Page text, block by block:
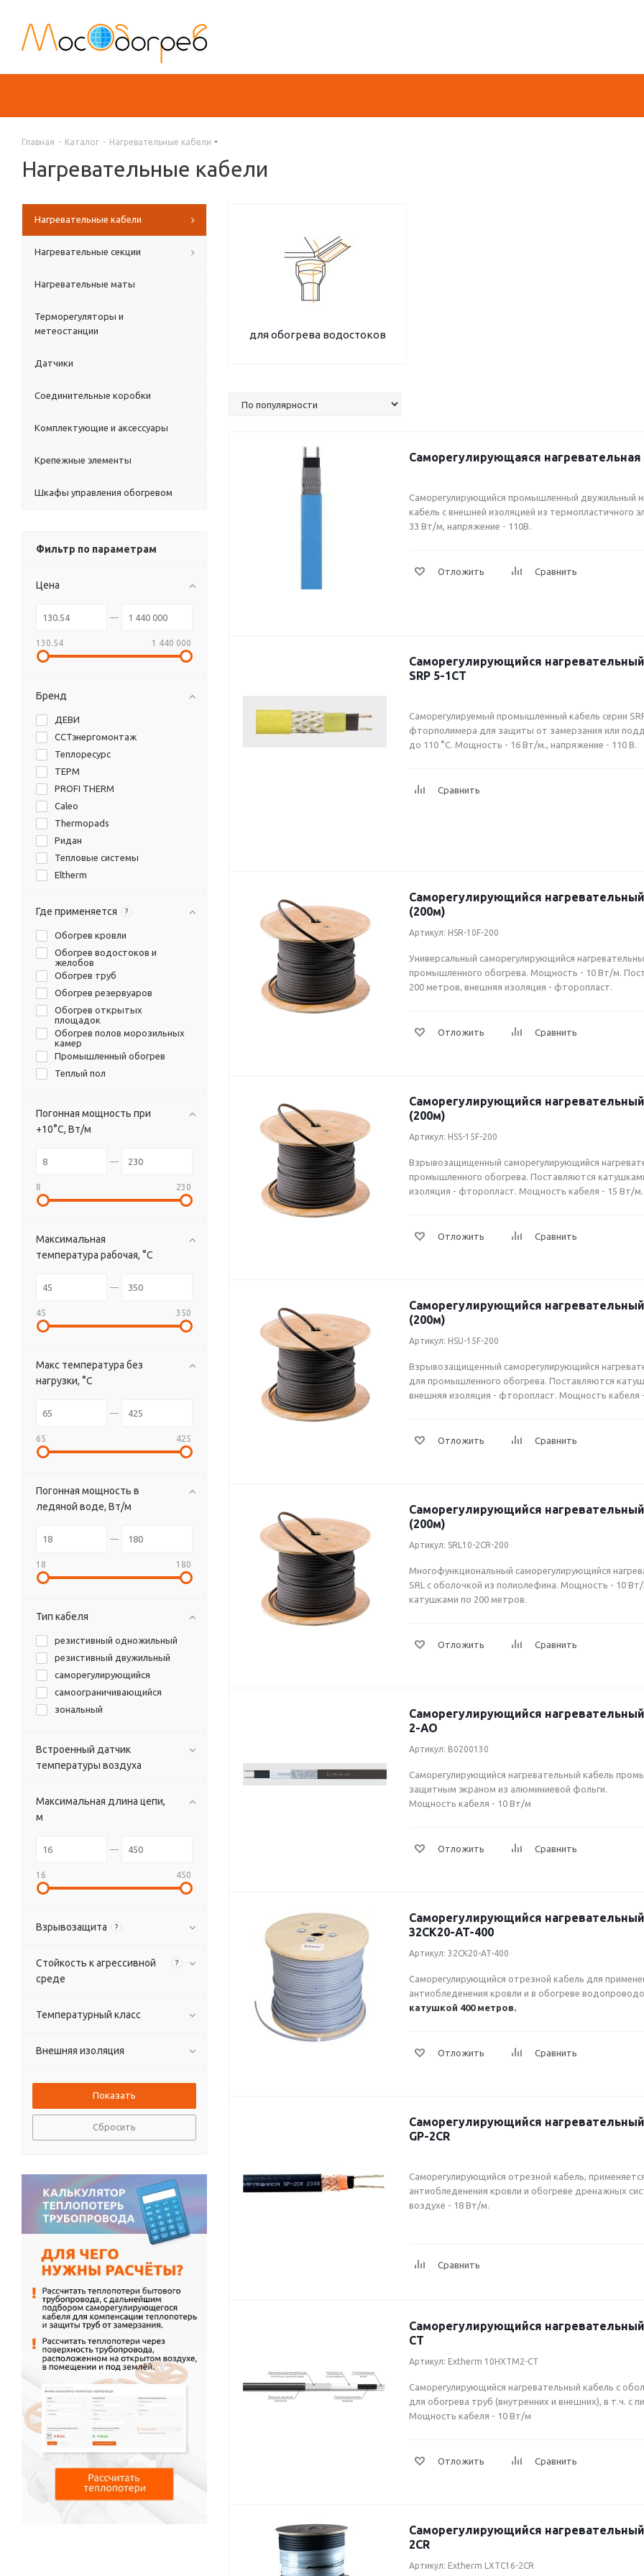
Главная - Каталог - Нагревательные кабели
Нагревательные кабели
для обогрева водостоков
Саморегулирующаяся
Саморегулирующийся промышленный двужильный
кабель с внешней изоляцией из термопластичного
33 Вт/м, напряжение - 110В.
Саморегулирующийся
SRP 5-1CT
Саморегулируемый промышленный кабель серии
фторполимера для защиты от замерзания или
до 110 °C. Мощность - 16 Вт/м., напряжение - 110 В.
Саморегулирующийся нагревательный
(200м)
Артикул: HSR-10F-200
Универсальный саморегулирующийся
промышленного обогрева. Мощность - 10 Вт/м.
200 метров, внешняя изоляция - фторопласт.
Саморегулирующийся нагревательный
(200м)
Артикул: HSS-15F-200
Взрывозащищенный саморегулирующийся
промышленного обогрева. Поставляются
изоляция - фторопласт. Мощность кабеля - 15 Вт/м.
Саморегулирующийся нагревательный
(200м)
Артикул: HSU-15F-200
Взрывозащищенный саморегулирующийся
для промышленного обогрева. Поставляются
внешняя изоляция - фторопласт. Мощность кабеля
Саморегулирующийся нагревательный
(200м)
Артикул: SRL10-2CR-200
Многофункциональный саморегулирующийся
SRL с оболочкой из полиолефина. Мощность - 10
катушками по 200 метров.
Саморегулирующийся нагревательный
2-AO
Артикул: B0200130
Cаморегулирующийся нагревательный кабель
защитным экраном из алюминиевой фольги.
Мощность кабеля - 10 Вт/м
Саморегулирующийся
32CK20-AT-400
Артикул: 32CK20-AT-400
Саморегулирующийся отрезной кабель для
антиобледенения кровли и в обогреве
катушкой 400 метров.
Саморегулирующийся
GP-2CR
Саморегулирующийся отрезной кабель,
антиобледенения кровли и обогреве дренажных
воздухе - 18 Вт/м.
Саморегулирующийся нагревательный
CT
Артикул: Extherm 10HXTM2-CT
Саморегулирующийся нагревательный кабель с
для обогрева труб (внутренних и внешних), в т.ч. с
Мощность кабеля - 10 Вт/м
Саморегулирующийся нагревательный
2CR
Артикул: Extherm LXTC16-2CR
Нагревательные кабели
Нагревательные секции
Нагревательные маты
Терморегуляторы и
метеостанции
Датчики
Соединительные коробки
Комплектующие и аксессуары
Крепежные элементы
Шкафы управления обогревом
Фильтр по параметрам
Цена
130.54 1 440 000
Бренд
ДЕВИ
ССТэнергомонтаж
Теплоресурс
ТЕРМ
PROFI THERM
Caleo
Thermopads
Ридан
Тепловые системы
Eltherm
EKF
Santo
Лидер Компаунд
Atlantic
Eastec
ССТ
Dekoron
Bartec
Chromalox
Nexans
Thermon
Где применяется ?
Обогрев кровли
Обогрев водостоков и
желобов
Обогрев труб
Обогрев резервуаров
Обогрев открытых
площадок
Обогрев полов морозильных
камер
Промышленный обогрев
Теплый пол
Погонная мощность при
+10°С, Вт/м
8 230
Максимальная
температура рабочая, °C
45 350
Макс температура без
нагрузки, °C
65 425
Погонная мощность в
ледяной воде, Вт/м
18 180
Тип кабеля
резистивный одножильный
резистивный двужильный
саморегулирующийся
cамоограничивающийся
зональный
Встроенный датчик
температуры воздуха
Максимальная длина цепи,
м
16 450
Взрывозащита ?
Стойкость к агрессивной
среде
?
Температурный класс
Внешняя изоляция
Сбросить